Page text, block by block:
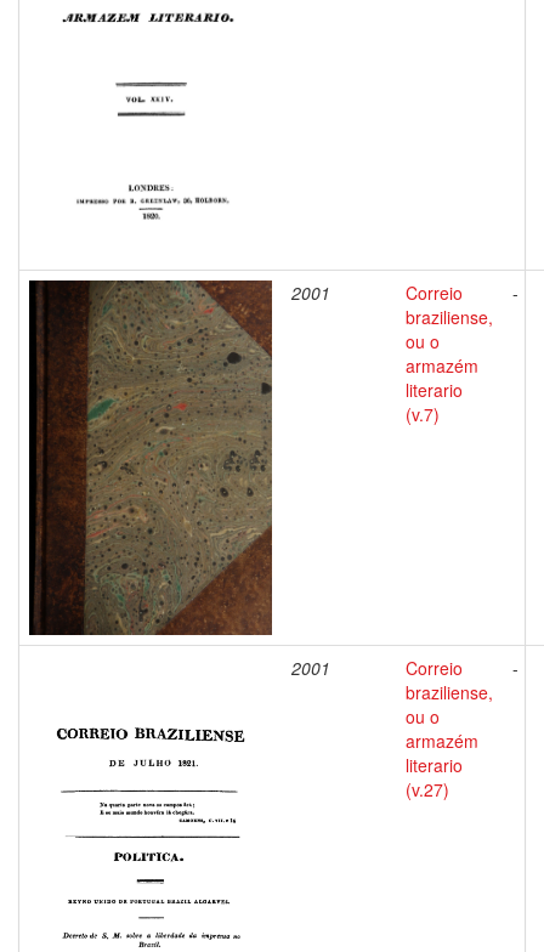
2001
Correio
braziliense,
ou o
armazém
literario
(v.7)
-
2001
Correio
braziliense,
ou o
armazém
literario
(v.27)
-